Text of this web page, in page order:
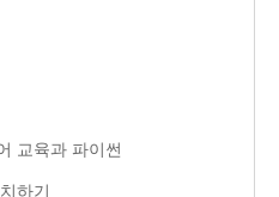
교육과 파이썬
하기